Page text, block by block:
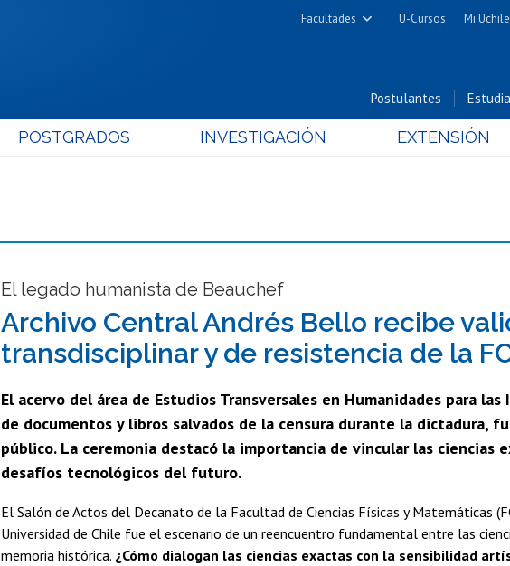
Facultades
Cs. Físicas y Matemáticas
Cs. Químicas y Farmacéuticas
Nutrición y Tecnología de
Alimentos
U-Cursos Mi Uchile
Postulantes
POSTGRADOS INVESTIGACIÓN EXTENSIÓN
El legado humanista de Beauchef
Archivo Central Andrés Bello recibe
transdisciplinar y de resistencia de la
El acervo del área de Estudios Transversales en Humanidades para
de documentos y libros salvados de la censura durante la dictadura,
público. La ceremonia destacó la importancia de vincular las
desafíos tecnológicos del futuro.
El Salón de Actos del Decanato de la Facultad de Ciencias Físicas y Matemáticas
Universidad de Chile fue el escenario de un reencuentro fundamental entre las
memoria histórica. ¿Cómo dialogan las ciencias exactas con la sensibilidad